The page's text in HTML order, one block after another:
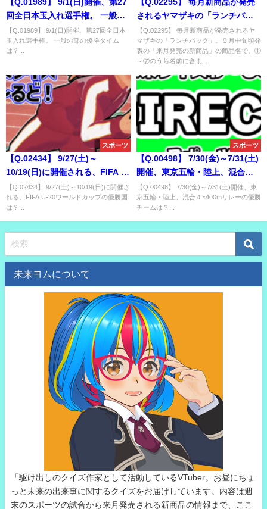
【Q.01989】 9/1(日)開催、第27
回全日本玉入れ選手権。 一般の
部の優勝タイムは？
【Q.01989】 9/1(日)開催、第27回全日本
玉入れ選手権。 一般の部の優勝タイム
は？...
【Q.02295】 毎月新商品が発売
されるヤマザキの「ランチパッ
ク」。５月中旬頃発表の「来月
発売の新商品」の商品名で、①
～⑦のうち名前に含まれる単語
【Q.02295】 毎月新商品が発売されるヤ
マザキの「ランチパック」。５月中旬頃発
表の「来月発売の新商品」の商品名で、①
～⑦のうち名前に含ま...
スポーツ
【Q.02434】 9/27(土)～
10/19(日)に開催される、FIFA U-
20ワールドカップの優勝国は？
【Q.02434】 9/27(土)～10/19(日)に開催さ
れる、FIFA U-20ワールドカップの優勝国
は？...
スポーツ
【Q.00498】 7/30(金)～7/31(土)
開催、東京五輪・陸上、混合４
×400mリレーの優勝チームは？
【Q.00498】 7/30(金)～7/31(土)開催、東
京五輪・陸上、混合４×400mリレーの優勝
チームは？...
未来ヨムについて
「駆け出しのクイズ作家として活動しているVTuber。お昼にちょ
っと未来の出来事に関するクイズをお届けしています。内容は週
末のスポーツの試合から来月発売される新商品の情報まで、ここ